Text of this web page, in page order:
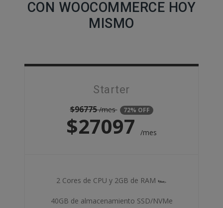
CON WOOCOMMERCE HOY
MISMO
Starter
$96775/mes 72% OFF
$27097 /mes
2 Cores de CPU y 2GB de RAM 🏎
40GB de almacenamiento SSD/NVMe